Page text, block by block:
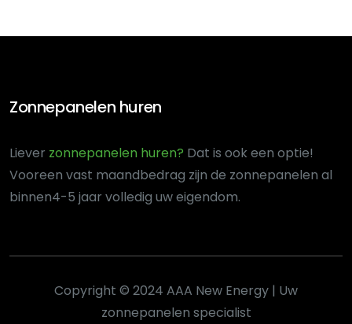
Zonnepanelen huren
Liever zonnepanelen huren? Dat is ook een optie!
Vooreen vast maandbedrag zijn de zonnepanelen al
binnen4-5 jaar volledig uw eigendom.
Copyright © 2024 AAA New Energy | Uw
zonnepanelen specialist